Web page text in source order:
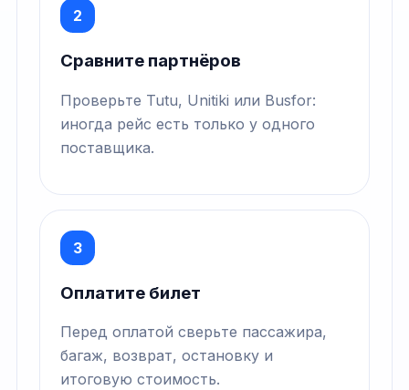
2
Сравните партнёров
Проверьте Tutu, Unitiki или Busfor:
иногда рейс есть только у одного
поставщика.
3
Оплатите билет
Перед оплатой сверьте пассажира,
багаж, возврат, остановку и
итоговую стоимость.